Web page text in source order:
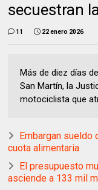
secuestran
11 22 enero 2026
Más de diez días
San Martín, la
motociclista que
Embargan sueldo
cuota alimentaria
El presupuesto
asciende a 133 mil